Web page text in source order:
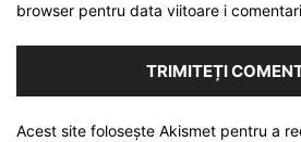
browser pentru data viitoare i
Acest site folosește Akismet pentru a